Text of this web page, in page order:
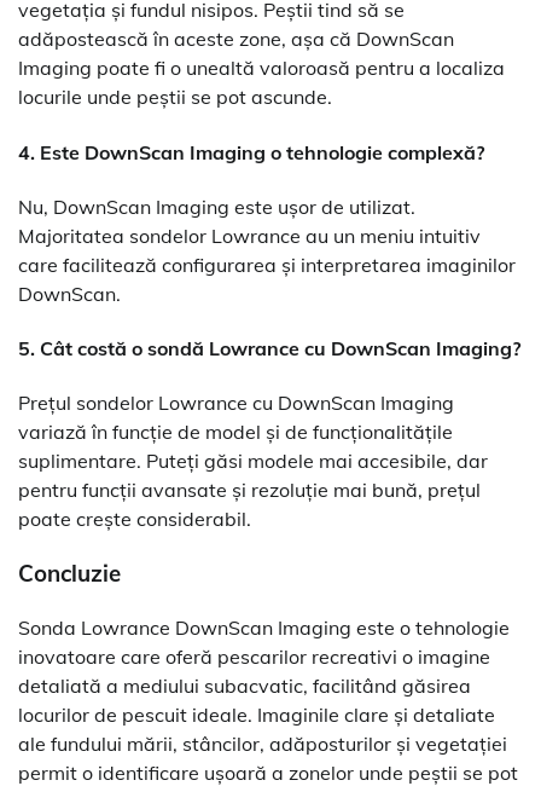
vegetația și fundul nisipos. Peștii tind să se
adăpostească în aceste zone, așa că DownScan
Imaging poate fi o unealtă valoroasă pentru a localiza
locurile unde peștii se pot ascunde.
4. Este DownScan Imaging o tehnologie complexă?
Nu, DownScan Imaging este ușor de utilizat.
Majoritatea sondelor Lowrance au un meniu intuitiv
care facilitează configurarea și interpretarea imaginilor
DownScan.
5. Cât costă o sondă Lowrance cu DownScan Imaging?
Prețul sondelor Lowrance cu DownScan Imaging
variază în funcție de model și de funcționalitățile
suplimentare. Puteți găsi modele mai accesibile, dar
pentru funcții avansate și rezoluție mai bună, prețul
poate crește considerabil.
Concluzie
Sonda Lowrance DownScan Imaging este o tehnologie
inovatoare care oferă pescarilor recreativi o imagine
detaliată a mediului subacvatic, facilitând găsirea
locurilor de pescuit ideale. Imaginile clare și detaliate
ale fundului mării, stâncilor, adăposturilor și vegetației
permit o identificare ușoară a zonelor unde peștii se pot